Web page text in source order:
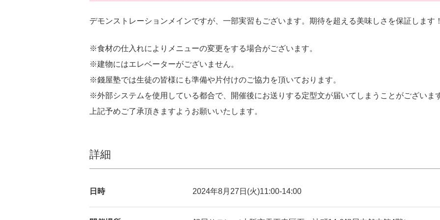
デモンストレーションメインですが、一部実習もございます。期待を超える美味しさを保証します！
※食材の仕入れによりメニューの変更をする場合がございます。
※建物にはエレベーターがございません。
※錢屋塾では生徒の皆様にも準備や片付けのご協力を頂いております。
※外部システムを使用している都合で、開催後にお送りする定型文が届いてしまうことがございま
上記予めご了承頂きますようお願いいたします。
詳細
日時 2024年8月27日(火)11:00-14:00